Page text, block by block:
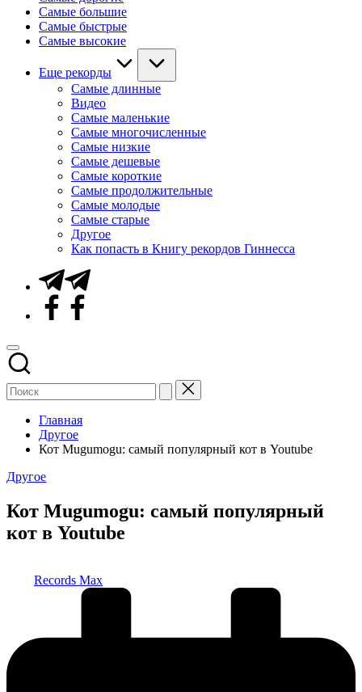
Самые большие
Самые быстрые
Самые высокие
Еще рекорды
Самые длинные
Видео
Самые маленькие
Самые многочисленные
Самые низкие
Самые дешевые
Самые короткие
Самые продолжительные
Самые молодые
Самые старые
Другое
Как попасть в Книгу рекордов Гиннесса
Telegram
Facebook
Главная
Другое
Кот Mugumogu: самый популярный кот в Youtube
Опубликовано
Другое
Кот Mugumogu: самый популярный
кот в Youtube
Records Max